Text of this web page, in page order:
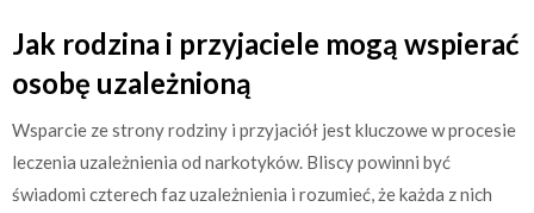
Jak rodzina i przyjaciele mogą wspierać
osobę uzależnioną
Wsparcie ze strony rodziny i przyjaciół jest kluczowe w procesie
leczenia uzależnienia od narkotyków. Bliscy powinni być
świadomi czterech faz uzależnienia i rozumieć, że każda z nich